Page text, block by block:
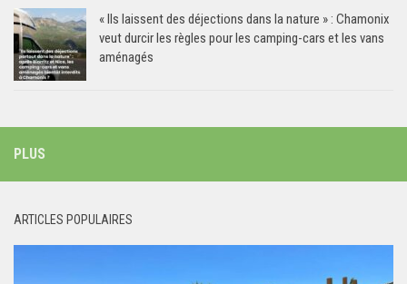
« Ils laissent des déjections dans la nature » : Chamonix
veut durcir les règles pour les camping-cars et les vans
aménagés
PLUS
ARTICLES POPULAIRES